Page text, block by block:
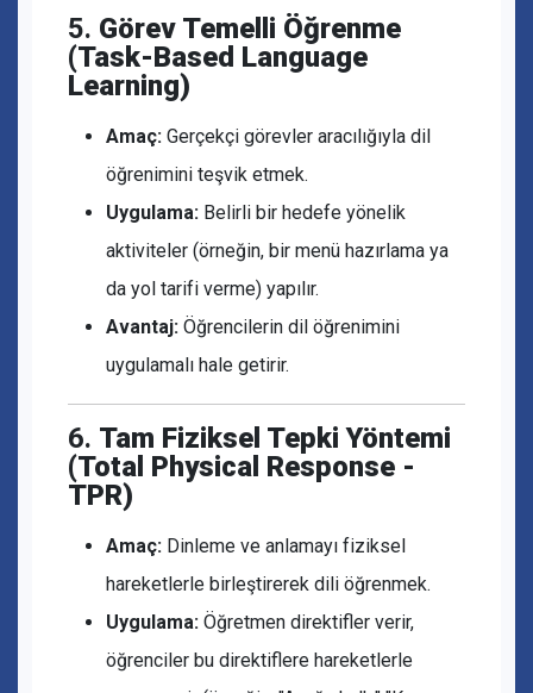
5. Görev Temelli Öğrenme
(Task-Based Language
Learning)
Amaç: Gerçekçi görevler aracılığıyla dil
öğrenimini teşvik etmek.
Uygulama: Belirli bir hedefe yönelik
aktiviteler (örneğin, bir menü hazırlama ya
da yol tarifi verme) yapılır.
Avantaj: Öğrencilerin dil öğrenimini
uygulamalı hale getirir.
6. Tam Fiziksel Tepki Yöntemi
(Total Physical Response -
TPR)
Amaç: Dinleme ve anlamayı fiziksel
hareketlerle birleştirerek dili öğrenmek.
Uygulama: Öğretmen direktifler verir,
öğrenciler bu direktiflere hareketlerle